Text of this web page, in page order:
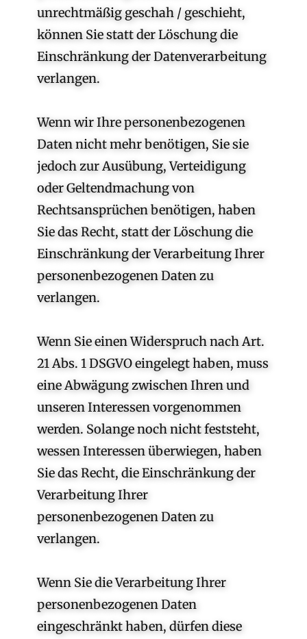
unrechtmäßig geschah / geschieht,
können Sie statt der Löschung die
Einschränkung der Datenverarbeitung
verlangen.
Wenn wir Ihre personenbezogenen
Daten nicht mehr benötigen, Sie sie
jedoch zur Ausübung, Verteidigung
oder Geltendmachung von
Rechtsansprüchen benötigen, haben
Sie das Recht, statt der Löschung die
Einschränkung der Verarbeitung Ihrer
personenbezogenen Daten zu
verlangen.
Wenn Sie einen Widerspruch nach Art.
21 Abs. 1 DSGVO eingelegt haben, muss
eine Abwägung zwischen Ihren und
unseren Interessen vorgenommen
werden. Solange noch nicht feststeht,
wessen Interessen überwiegen, haben
Sie das Recht, die Einschränkung der
Verarbeitung Ihrer
personenbezogenen Daten zu
verlangen.
Wenn Sie die Verarbeitung Ihrer
personenbezogenen Daten
eingeschränkt haben, dürfen diese